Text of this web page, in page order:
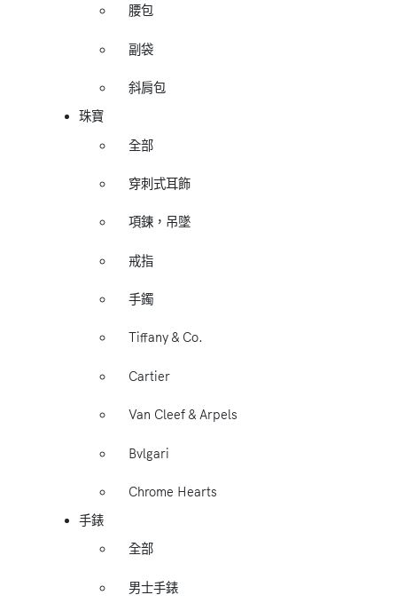
腰包
副袋
斜肩包
珠寶
全部
穿刺式耳飾
項鍊，吊墜
戒指
手鐲
Tiffany & Co.
Cartier
Van Cleef & Arpels
Bvlgari
Chrome Hearts
手錶
全部
男士手錶